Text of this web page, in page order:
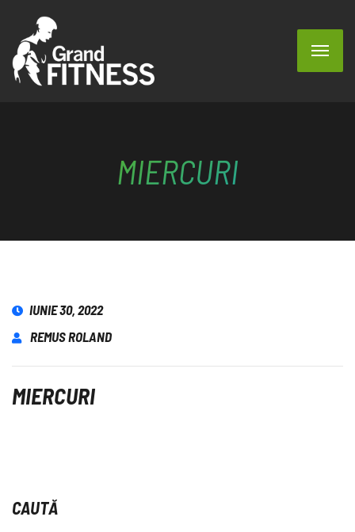
MIERCURI
IUNIE 30, 2022
REMUS ROLAND
MIERCURI
CAUTĂ